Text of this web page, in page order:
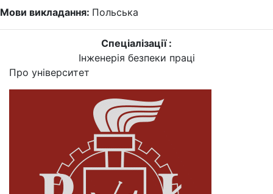
Мови викладання: Польська
Спеціалізації :
Інженерія безпеки праці
Про університет